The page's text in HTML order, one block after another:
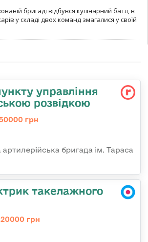
бригаді відбувся кулінарний батл, в
у складі двох команд змагалися у своїй
управління
розвідкою
грн
бригада ім. Тараса
такелажного
грн